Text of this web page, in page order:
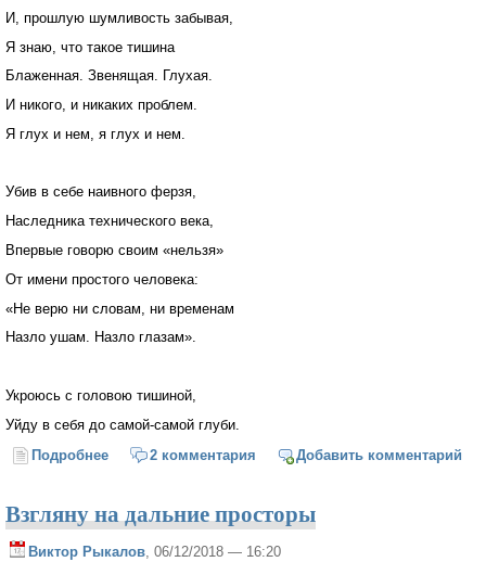
И, прошлую шумливость забывая,
Я знаю, что такое тишина
Блаженная. Звенящая. Глухая.
И никого, и никаких проблем.
Я глух и нем, я глух и нем.
Убив в себе наивного ферзя,
Наследника технического века,
Впервые говорю своим «нельзя»
От имени простого человека:
«Не верю ни словам, ни временам
Назло ушам. Назло глазам».
Укроюсь с головою тишиной,
Уйду в себя до самой-самой глуби.
Подробнее о Зима, зима
2 комментария Добавить комментарий
Взгляну на дальние просторы
Виктор Рыкалов, 06/12/2018 — 16:20